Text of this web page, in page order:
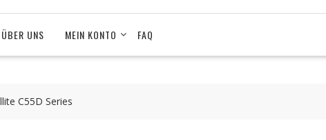
ÜBER UNS MEIN KONTO FAQ
C55D Series